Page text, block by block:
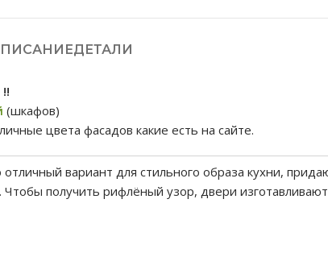
ДЕТАЛИ
(шкафов)
цвета фасадов какие есть на сайте.
вариант для стильного образа кухни,
получить рифлёный узор, двери